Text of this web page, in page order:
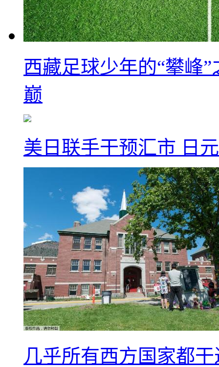
西藏足球少年的“攀峰
巅
美日联手干预汇市 日
几乎所有西方国家都